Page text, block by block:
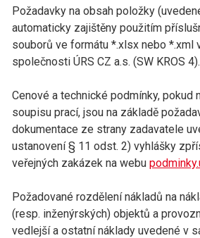
Požadavky na obsah položky
automaticky zajištěny použitím
souborů ve formátu *.xlsx nebo *.xml
společnosti ÚRS CZ a.s. (SW KROS 4).
Cenové a technické podmínky, pokud
soupisu prací, jsou na základě
dokumentace ze strany zadavatele
ustanovení § 11 odst. 2) vyhlášky
veřejných zakázek na webu
Požadované rozdělení nákladů na
(resp. inženýrských) objektů a
vedlejší a ostatní náklady uvedené v